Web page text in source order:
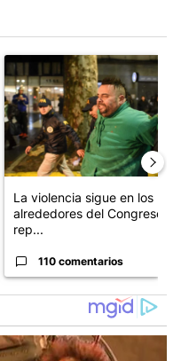
"Inflación y dólar: cuáles
Un artículo de tendencia con
La violencia sigue en los
alrededores del Congreso:
rep...
110 comentarios